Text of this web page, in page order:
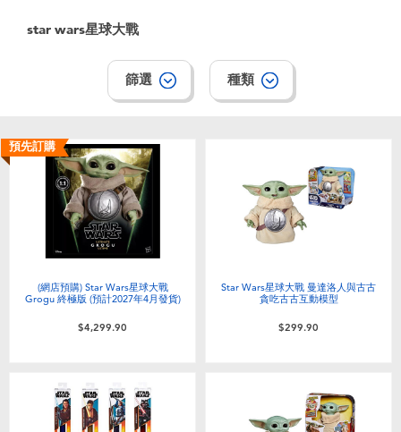
益智學習玩具
戶外及運動用品
派對用品
角色扮演及造型系列
毛毛公仔玩具
夏日用品
任天堂 Switch
LeapFrog跳跳蛙
Fuggler
Tomica多美
Globber高樂寶
star wars星球大戰
篩選 種類
預先訂購
(網店預購) Star Wars星球大戰
Grogu 終極版 (預計2027年4月發貨)
$4,299.90
Star Wars星球大戰 曼達洛人與古古
貪吃古古互動模型
$299.90